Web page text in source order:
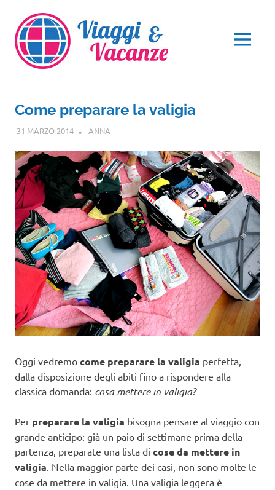
contenuto
MENU
Come preparare la valigia
31 MARZO 2014 ANNA
Oggi vedremo come preparare la valigia perfetta,
dalla disposizione degli abiti fino a rispondere alla
classica domanda: cosa mettere in valigia?
Per preparare la valigia bisogna pensare al viaggio con
grande anticipo: già un paio di settimane prima della
partenza, preparate una lista di cose da mettere in
valigia. Nella maggior parte dei casi, non sono molte le
cose da mettere in valigia. Una valigia leggera è